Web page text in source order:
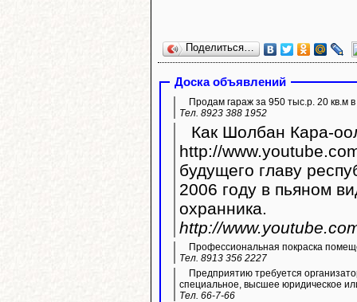
Поделиться…
Доска объявлений
Продам гараж за 950 тыс.р. 20 кв.м
Тел. 8923 388 1952
Как Шолбан Кара-
http://www.youtube.com/
будущего главу
2006 году в пьяном
охранника.
http://
Профессиональная покраска
Тел. 8913 356 2227
Предприятию требуется
специальное, высшее юридическое
Тел. 66-7-66